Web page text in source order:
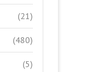
(21)
(480)
(5)